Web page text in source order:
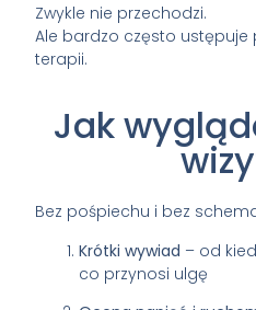
Zwykle nie przechodzi.
Ale bardzo często
terapii.
Jak
Bez pośpiechu i bez
Krótki wywiad – od
co przynosi ulgę